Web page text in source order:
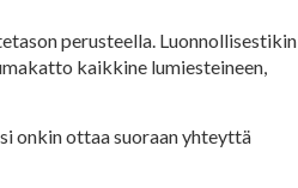
perusteella. Luonnollisestikin
kaikkine lumiesteineen,
onkin ottaa suoraan yhteyttä